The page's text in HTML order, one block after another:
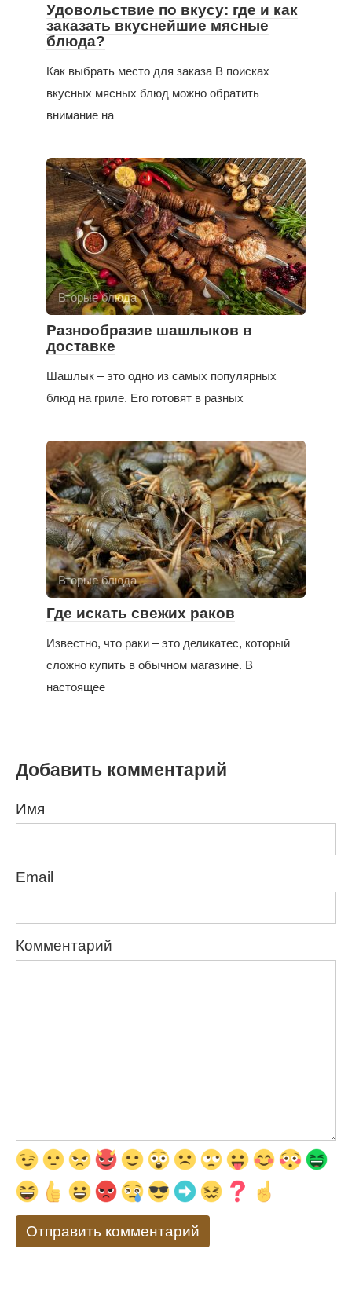
Удовольствие по вкусу: где и как
заказать вкуснейшие мясные
блюда?
Как выбрать место для заказа В поисках
вкусных мясных блюд можно обратить
внимание на
Вторые блюда
Разнообразие шашлыков в
доставке
Шашлык – это одно из самых популярных
блюд на гриле. Его готовят в разных
Вторые блюда
Где искать свежих раков
Известно, что раки – это деликатес, который
сложно купить в обычном магазине. В
настоящее
Добавить комментарий
Имя
Email
Комментарий